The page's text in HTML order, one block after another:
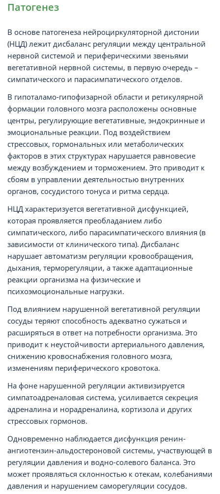
Патогенез
В основе патогенеза нейроциркуляторной дистонии
(НЦД) лежит дисбаланс регуляции между центральной
нервной системой и периферическими звеньями
вегетативной нервной системы, в первую очередь –
симпатического и парасимпатического отделов.
В гипоталамо-гипофизарной области и ретикулярной
формации головного мозга расположены основные
центры, регулирующие вегетативные, эндокринные и
эмоциональные реакции. Под воздействием
стрессовых, гормональных или метаболических
факторов в этих структурах нарушается равновесие
между возбуждением и торможением. Это приводит к
сбоям в управлении деятельностью внутренних
органов, сосудистого тонуса и ритма сердца.
НЦД характеризуется вегетативной дисфункцией,
которая проявляется преобладанием либо
симпатического, либо парасимпатического влияния (в
зависимости от клинического типа). Дисбаланс
нарушает автоматизм регуляции кровообращения,
дыхания, терморегуляции, а также адаптационные
реакции организма на физические и
психоэмоциональные нагрузки.
Под влиянием нарушенной вегетативной регуляции
сосуды теряют способность адекватно сужаться и
расширяться в ответ на потребности организма. Это
приводит к неустойчивости артериального давления,
снижению кровоснабжения головного мозга,
изменениям периферического кровотока.
На фоне нарушенной регуляции активизируется
симпатоадреналовая система, усиливается секреция
адреналина и норадреналина, кортизола и других
стрессовых гормонов.
Одновременно наблюдается дисфункция ренин-
ангиотензин-альдостероновой системы, участвующей в
регуляции давления и водно-солевого баланса. Это
может проявляться склонностью к отекам, колебаниями
давления и нарушением саморегуляции сосудов.